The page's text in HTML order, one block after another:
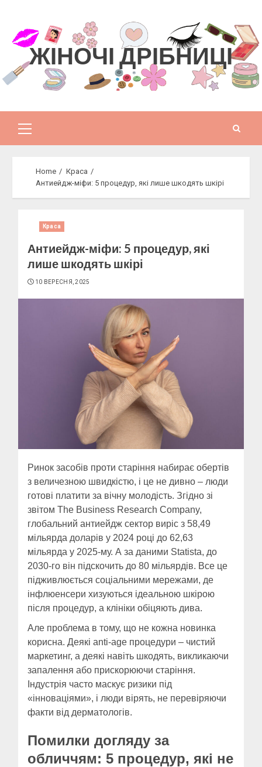
content
ЖІНОЧІ ДРІБНИЦІ
Primary
Menu
Home
Краса
Антиейдж-міфи: 5 процедур, які лише шкодять шкірі
Краса
Антиейдж-міфи: 5 процедур, які
лише шкодять шкірі
10 ВЕРЕСНЯ, 2025
Ринок засобів проти старіння набирає обертів
з величезною швидкістю, і це не дивно – люди
готові платити за вічну молодість. Згідно зі
звітом The Business Research Company,
глобальний антиейдж сектор виріс з 58,49
мільярда доларів у 2024 році до 62,63
мільярда у 2025-му. А за даними Statista, до
2030-го він підскочить до 80 мільярдів. Все це
підживлюється соціальними мережами, де
інфлюенсери хизуються ідеальною шкірою
після процедур, а клініки обіцяють дива.
Але проблема в тому, що не кожна новинка
корисна. Деякі anti-age процедури – чистий
маркетинг, а деякі навіть шкодять, викликаючи
запалення або прискорюючи старіння.
Індустрія часто маскує ризики під
«інноваціями», і люди вірять, не перевіряючи
факти від дерматологів.
Помилки догляду за
обличчям: 5 процедур, які не